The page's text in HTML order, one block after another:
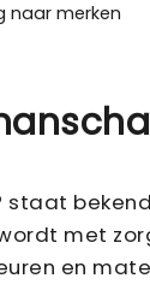
staat
met
en
naar merken